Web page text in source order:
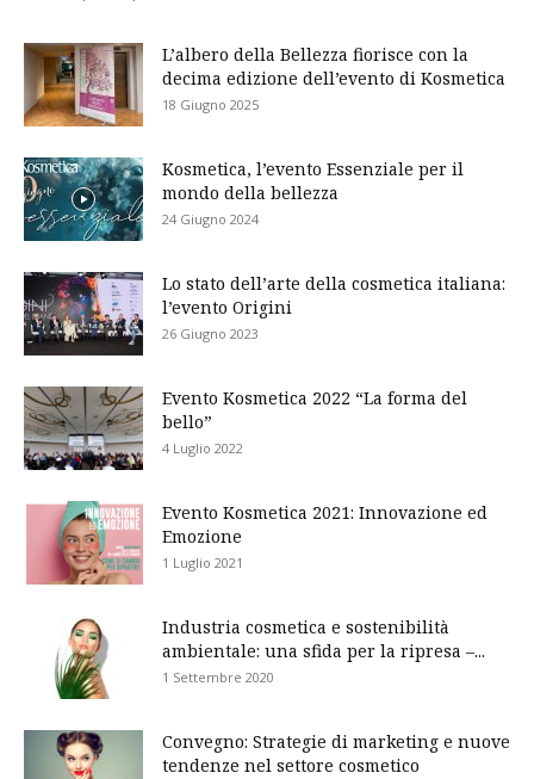
L’albero della Bellezza fiorisce con la
decima edizione dell’evento di Kosmetica
18 Giugno 2025
Kosmetica, l’evento Essenziale per il
mondo della bellezza
24 Giugno 2024
Lo stato dell’arte della cosmetica italiana:
l’evento Origini
26 Giugno 2023
Evento Kosmetica 2022 “La forma del
bello”
4 Luglio 2022
Evento Kosmetica 2021: Innovazione ed
Emozione
1 Luglio 2021
Industria cosmetica e sostenibilità
ambientale: una sfida per la ripresa –...
1 Settembre 2020
Convegno: Strategie di marketing e nuove
tendenze nel settore cosmetico